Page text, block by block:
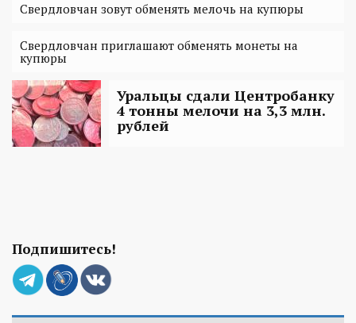
Свердловчан зовут обменять мелочь на купюры
Свердловчан приглашают обменять монеты на
купюры
Уральцы сдали Центробанку
4 тонны мелочи на 3,3 млн.
рублей
Подпишитесь!